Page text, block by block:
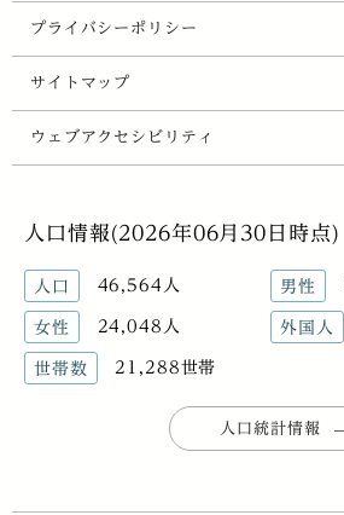
プライバシーポリシー
サイトマップ
ウェブアクセシビリティ
人口情報(2026年06月30日時点)
人口 46,564人 男性
女性 24,048人 外国人
世帯数 21,288世帯
人口統計情報